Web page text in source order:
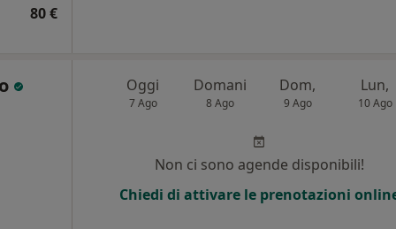
80 €
Oggi
7 Ago
Domani
8 Ago
Dom,
9 Ago
Lun,
10 Ago
Non ci sono agende disponibili!
Chiedi di attivare le prenotazioni